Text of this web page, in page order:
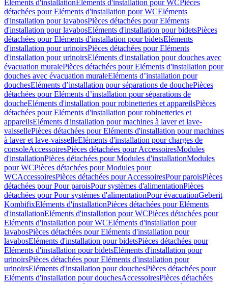
Eléments d'installationEléments d'installation pour WCPièces
détachées pour Eléments d'installation pour WCEléments
d'installation pour lavabosPièces détachées pour Eléments
d'installation pour lavabosEléments d'installation pour bidetsPièces
détachées pour Eléments d'installation pour bidetsEléments
d'installation pour urinoirsPièces détachées pour Eléments
d'installation pour urinoirsEléments d'installation pour douches avec
évacuation muralePièces détachées pour Eléments d'installation pour
douches avec évacuation muraleEléments d’installation pour
douchesEléments d’installation pour séparations de douchePièces
détachées pour Eléments d’installation pour séparations de
doucheEléments d'installation pour robinetteries et appareilsPièces
détachées pour Eléments d'installation pour robinetteries et
appareilsEléments d'installation pour machines à laver et lave-
vaissellePièces détachées pour Eléments d'installation pour machines
à laver et lave-vaisselleEléments d'installation pour charges de
consoleAccessoiresPièces détachées pour AccessoiresModules
d'installationPièces détachées pour Modules d'installationModules
pour WCPièces détachées pour Modules pour
WCAccessoiresPièces détachées pour AccessoiresPour paroisPièces
détachées pour Pour paroisPour systèmes d'alimentationPièces
détachées pour Pour systèmes d'alimentationPour évacuationGeberit
KombifixEléments d'installationPièces détachées pour Eléments
d'installationEléments d'installation pour WCPièces détachées pour
Eléments d'installation pour WCEléments d'installation pour
lavabosPièces détachées pour Eléments d'installation pour
lavabosEléments d'installation pour bidetsPièces détachées pour
Eléments d'installation pour bidetsEléments d'installation pour
urinoirsPièces détachées pour Eléments d'installation pour
urinoirsEléments d'installation pour douchesPièces détachées pour
Eléments d'installation pour douchesAccessoiresPièces détachées